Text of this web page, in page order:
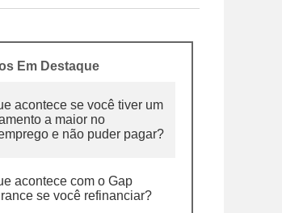
Em Destaque
acontece se você tiver um
a maior no
e não puder pagar?
acontece com o Gap
se você refinanciar?